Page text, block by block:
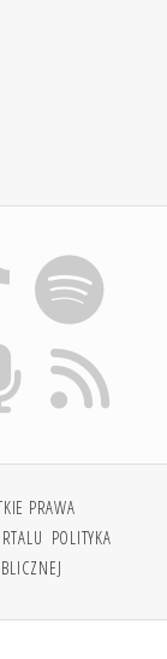
PRAWA
POLITYKA